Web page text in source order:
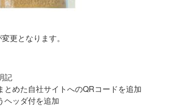
更となります。
記
めた自社サイトへのQRコードを追加
ヘッダ付を追加